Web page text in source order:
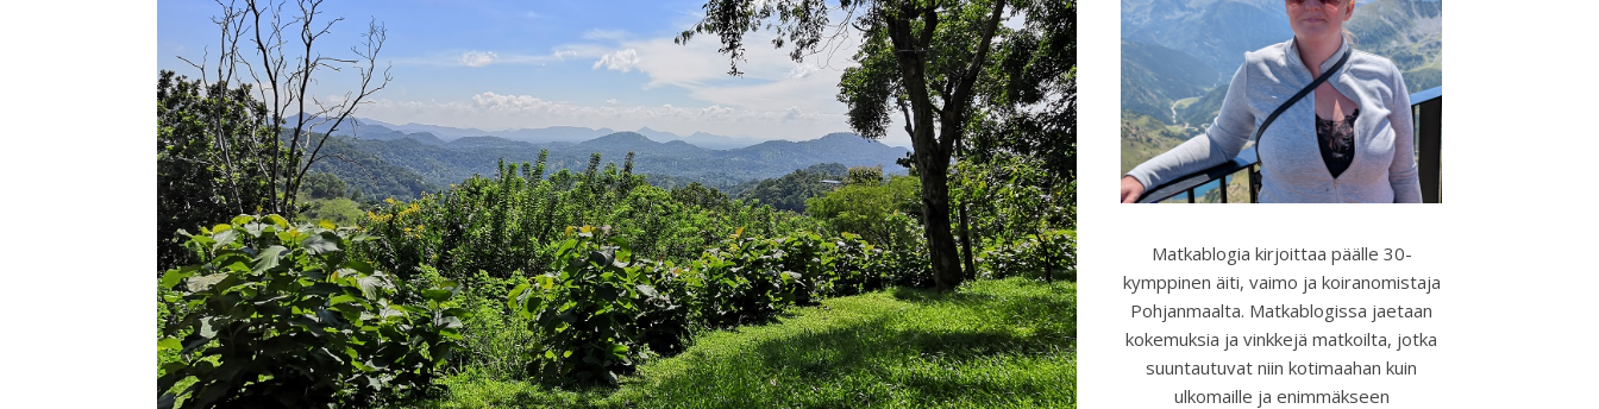
Matkablogia kirjoittaa päälle 30-
kymppinen äiti, vaimo ja koiranomistaja
Pohjanmaalta. Matkablogissa jaetaan
kokemuksia ja vinkkejä matkoilta, jotka
suuntautuvat niin kotimaahan kuin
ulkomaille ja enimmäkseen